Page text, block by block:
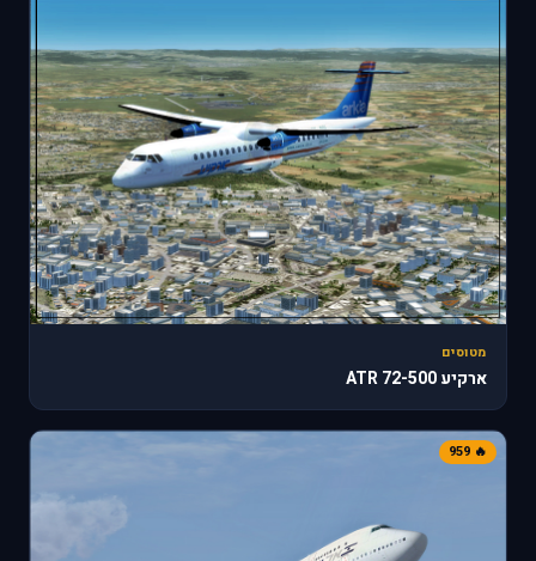
מטוסים
ארקיע ATR 72-500
🔥 959